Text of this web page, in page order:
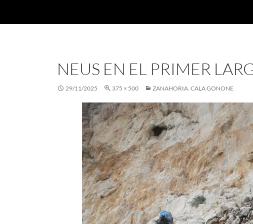
NEUS EN EL PRIMER
29/11/2025 375 × 500 ZANAHORIA. CALA GONONE